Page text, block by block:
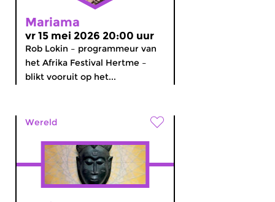
Mariama
vr 15 mei 2026 20:00 uur
Rob Lokin – programmeur van
het Afrika Festival Hertme –
blikt vooruit op het...
Wereld